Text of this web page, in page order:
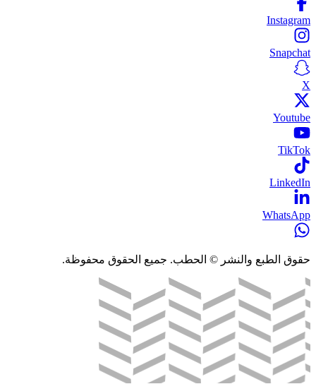
Instagram
Snapchat
X
Youtube
TikTok
LinkedIn
WhatsApp
حقوق الطبع والنشر © الحطب. جميع الحقوق محفوظة.